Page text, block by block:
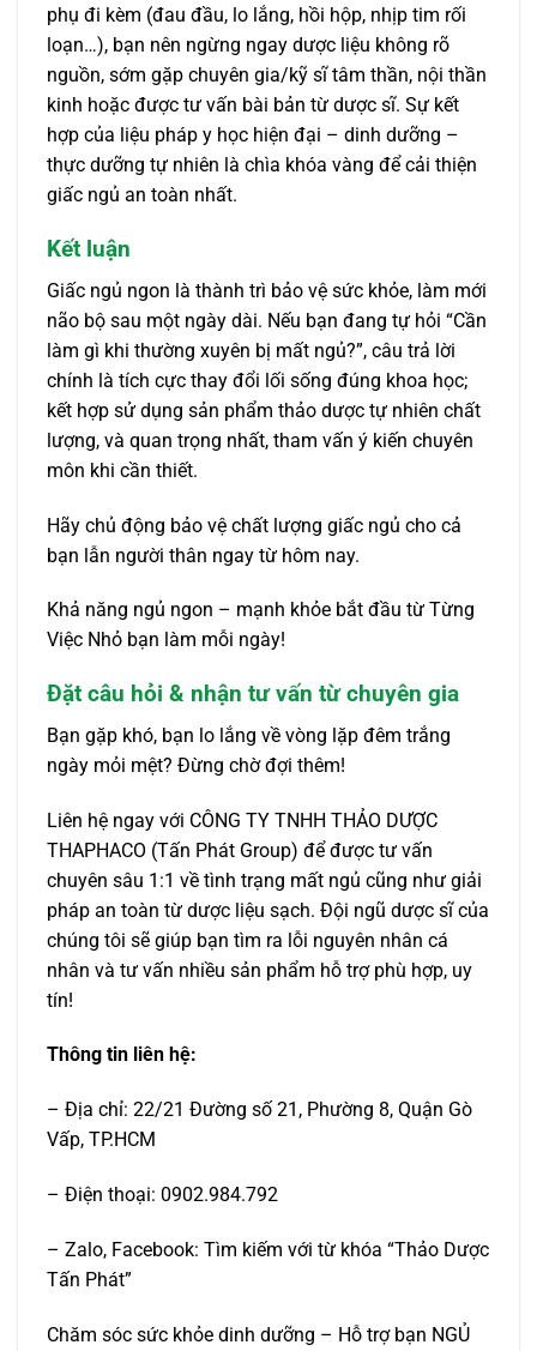
phụ đi kèm (đau đầu, lo lắng, hồi hộp, nhịp tim rối
loạn…), bạn nên ngừng ngay dược liệu không rõ
nguồn, sớm gặp chuyên gia/kỹ sĩ tâm thần, nội thần
kinh hoặc được tư vấn bài bản từ dược sĩ. Sự kết
hợp của liệu pháp y học hiện đại – dinh dưỡng –
thực dưỡng tự nhiên là chìa khóa vàng để cải thiện
giấc ngủ an toàn nhất.
Kết luận
Giấc ngủ ngon là thành trì bảo vệ sức khỏe, làm mới
não bộ sau một ngày dài. Nếu bạn đang tự hỏi “Cần
làm gì khi thường xuyên bị mất ngủ?”, câu trả lời
chính là tích cực thay đổi lối sống đúng khoa học;
kết hợp sử dụng sản phẩm thảo dược tự nhiên chất
lượng, và quan trọng nhất, tham vấn ý kiến chuyên
môn khi cần thiết.
Hãy chủ động bảo vệ chất lượng giấc ngủ cho cả
bạn lẫn người thân ngay từ hôm nay.
Khả năng ngủ ngon – mạnh khỏe bắt đầu từ Từng
Việc Nhỏ bạn làm mỗi ngày!
Đặt câu hỏi & nhận tư vấn từ chuyên gia
Bạn gặp khó, bạn lo lắng về vòng lặp đêm trắng
ngày mỏi mệt? Đừng chờ đợi thêm!
Liên hệ ngay với CÔNG TY TNHH THẢO DƯỢC
THAPHACO (Tấn Phát Group) để được tư vấn
chuyên sâu 1:1 về tình trạng mất ngủ cũng như giải
pháp an toàn từ dược liệu sạch. Đội ngũ dược sĩ của
chúng tôi sẽ giúp bạn tìm ra lỗi nguyên nhân cá
nhân và tư vấn nhiều sản phẩm hỗ trợ phù hợp, uy
tín!
Thông tin liên hệ:
– Địa chỉ: 22/21 Đường số 21, Phường 8, Quận Gò
Vấp, TP.HCM
– Điện thoại: 0902.984.792
– Zalo, Facebook: Tìm kiếm với từ khóa “Thảo Dược
Tấn Phát”
Chăm sóc sức khỏe dinh dưỡng – Hỗ trợ bạn NGỦ